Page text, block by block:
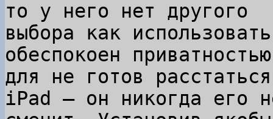
то у него нет другого
выбора как
обеспокоен
для не готов
iPad — он никогда его